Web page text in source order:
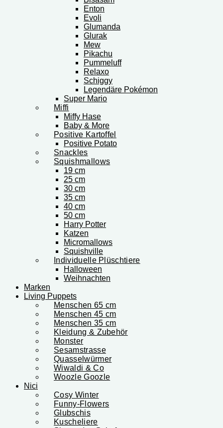
Enton
Evoli
Glumanda
Glurak
Mew
Pikachu
Pummeluff
Relaxo
Schiggy
Legendäre Pokémon
Super Mario
Miffi
Miffy Hase
Baby & More
Positive Kartoffel
Positive Potato
Snackles
Squishmallows
19 cm
25 cm
30 cm
35 cm
40 cm
50 cm
Harry Potter
Katzen
Micromallows
Squishville
Individuelle Plüschtiere
Halloween
Weihnachten
Marken
Living Puppets
Menschen 65 cm
Menschen 45 cm
Menschen 35 cm
Kleidung & Zubehör
Monster
Sesamstrasse
Quasselwürmer
Wiwaldi & Co
Woozle Goozle
Nici
Cosy Winter
Funny-Flowers
Glubschis
Kuscheliere